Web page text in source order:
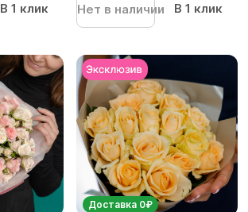
В 1 клик Нет в наличии В 1 клик
Доставка 0₽